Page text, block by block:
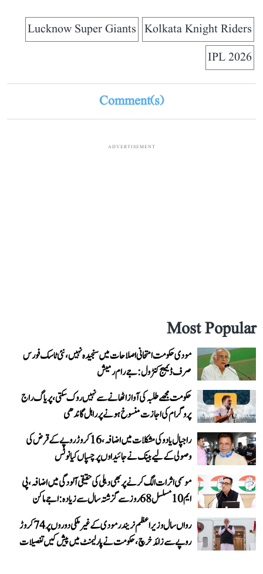
Kolkata Knight Riders
Lucknow Super Giants
IPL 2026
Comment(s)
ADVERTISEMENT
Most Popular
مودی حکومت امتحانی اصلاحات میں سنجیدہ نہیں، نئی ٹاسک فورس
صرف ڈیمیج کنٹرول: جے رام رمیش
حکومت مجھے طلبہ کی آواز اٹھانے سے نہیں روک سکتی، پریاگ راج
پروگرام کی اجازت منسوخ ہونے پر راہل گاندھی
راجپال یادو کی مشکلات میں اضافہ، 16 کروڑ روپے کے قرض کی
وصولی کے لیے بینک نے جائیداوں پر چسپاں کیا نوٹس
موسمی اثرات الگ کرنے پر بھی دہلی کی حقیقی آلودگی میں اضافہ، پی
ایم 10 مسلسل 68 روز سے گزشتہ سال سے زیادہ: اجے ماکن
رواں سال وزیر اعظم نریندر مودی کے غیر ملکی دوروں پر 74 کروڑ
روپے سے زائد خرچ، حکومت نے پارلیمنٹ میں پیش کیں تفصیلات